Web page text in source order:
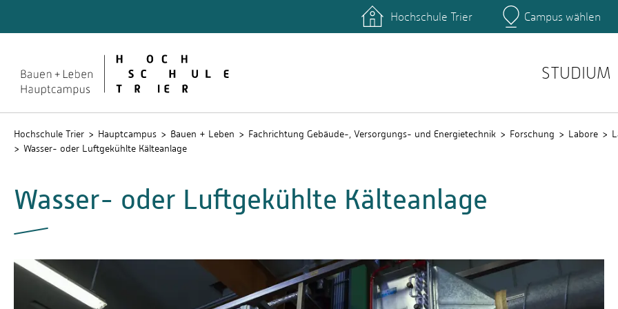
Studierende
Hochschule Trier Campus wählen
STUDIUM
Hochschule Trier Hauptcampus Bauen + Leben Fachrichtung Gebäude-, Versorgungs- und Energietechnik Forschung Labore
Wasser- oder Luftgekühlte Kälteanlage
Wasser- oder Luftgekühlte Kälteanlage